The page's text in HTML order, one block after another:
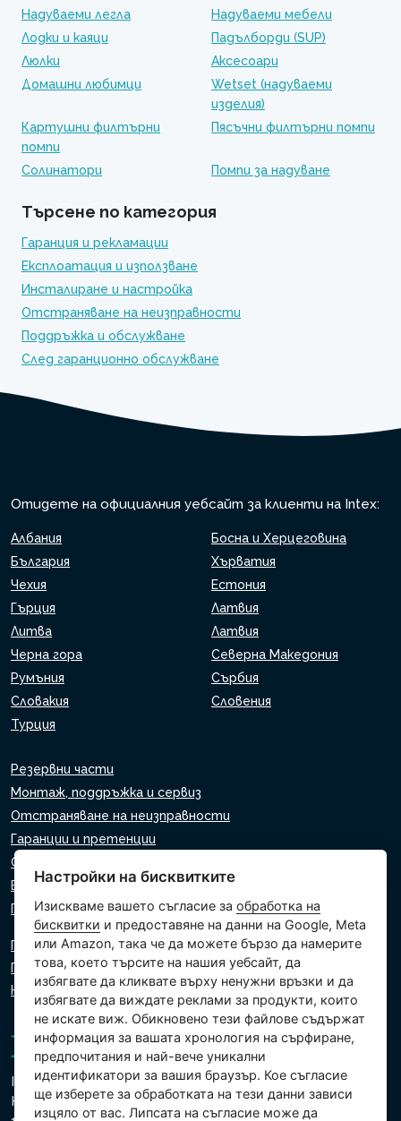
Надуваеми легла
Надуваеми мебели
Лодки и каяци
Падълборди (SUP)
Люлки
Аксесоари
Домашни любимци
Wetset (надуваеми
изделия)
Картушни филтърни
помпи
Пясъчни филтърни помпи
Солинатори Помпи за надуване
Търсене по категория
Гаранция и рекламации
Експлоатация и използване
Инсталиране и настройка
Отстраняване на неизправности
Поддръжка и обслужване
След гаранционно обслужване
Отидете на официалния уебсайт за клиенти на Intex:
Албания
Босна и Херцеговина
България
Хърватия
Чехия
Естония
Гърция
Латвия
Литва
Латвия
Черна гора
Северна Македония
Румъния
Сърбия
Словакия
Словения
Турция
Резервни части
Монтаж, поддръжка и сервиз
Отстраняване на неизправности
Гаранции и претенции
Списък на търговците на дребно
Виртуален асистент
Пишете ни
Политика за поверителност
Политика за използване на бисквитки
Настройки на бисквитките
Intex Trading, s.r.o.
Hradecká 2526/3
Настройки на бисквитките
Изискваме вашето съгласие заобработка на
бисквитки и предоставяне на данни на Google, Meta
или Amazon, така че да можете бързо да намерите
това, което търсите на нашия уебсайт, да
избягвате да кликвате върху ненужни връзки и да
избягвате да виждате реклами за продукти, които
не искате виж. Обикновено тези файлове съдържат
информация за вашата хронология на сърфиране,
предпочитания и най-вече уникални
идентификатори за вашия браузър. Кое съгласие
ще изберете за обработката на тези данни зависи
изцяло от вас. Липсата на съгласие може да